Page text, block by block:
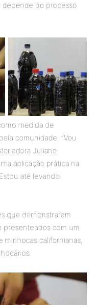
do processo
medida de
comunidade. “Vou
Juliane
aplicação prática na
até levando
que demonstraram
presenteados com um
californianas,